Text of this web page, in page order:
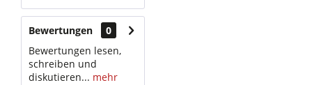
Bewertungen
0
Bewertungen lesen,
schreiben und
diskutieren... mehr